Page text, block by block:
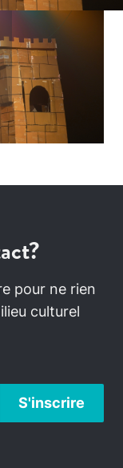
pour ne rien
culturel